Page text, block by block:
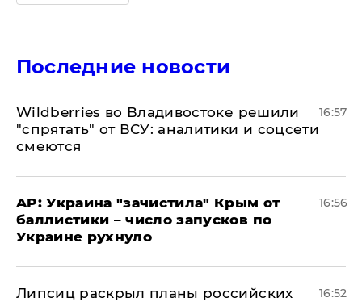
Последние новости
Wildberries во Владивостоке решили
"спрятать" от ВСУ: аналитики и соцсети
смеются
16:57
AP: Украина "зачистила" Крым от
баллистики – число запусков по
Украине рухнуло
16:56
Липсиц раскрыл планы российских
16:52